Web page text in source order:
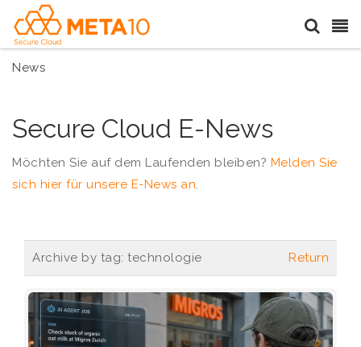
News
Secure Cloud E-News
Möchten Sie auf dem Laufenden bleiben? Melden Sie
sich hier für unsere E-News an.
Archive by tag: technologie Return